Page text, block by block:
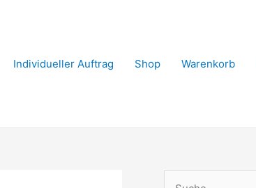
Individueller Auftrag Shop Warenkorb